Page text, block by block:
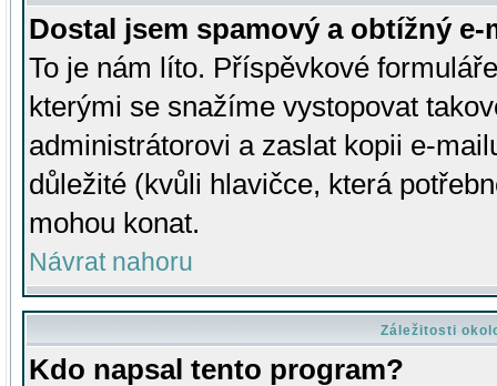
Dostal jsem spamový a obtížný
To je nám líto. Příspěvkové
kterými se snažíme vystopovat
administrátorovi a zaslat kopii e-
důležité (kvůli hlavičce, která
mohou konat.
Návrat nahoru
Záležitosti
Kdo napsal tento program?